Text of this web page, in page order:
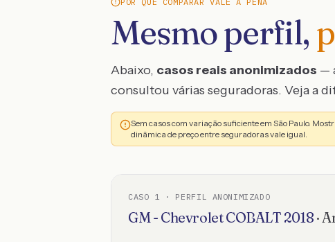
Mesmo perfil,
Abaixo, casos reais anonimizados —
consultou várias seguradoras. Veja a
Sem casos com variação suficiente em São Paulo.
dinâmica de preço entre seguradoras vale igual.
CASO 1 · PERFIL ANONIMIZADO
GM - ChevroletCOBALT 2018 ·